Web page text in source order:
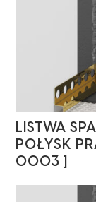
LISTWA
POŁYSK
0003 ]